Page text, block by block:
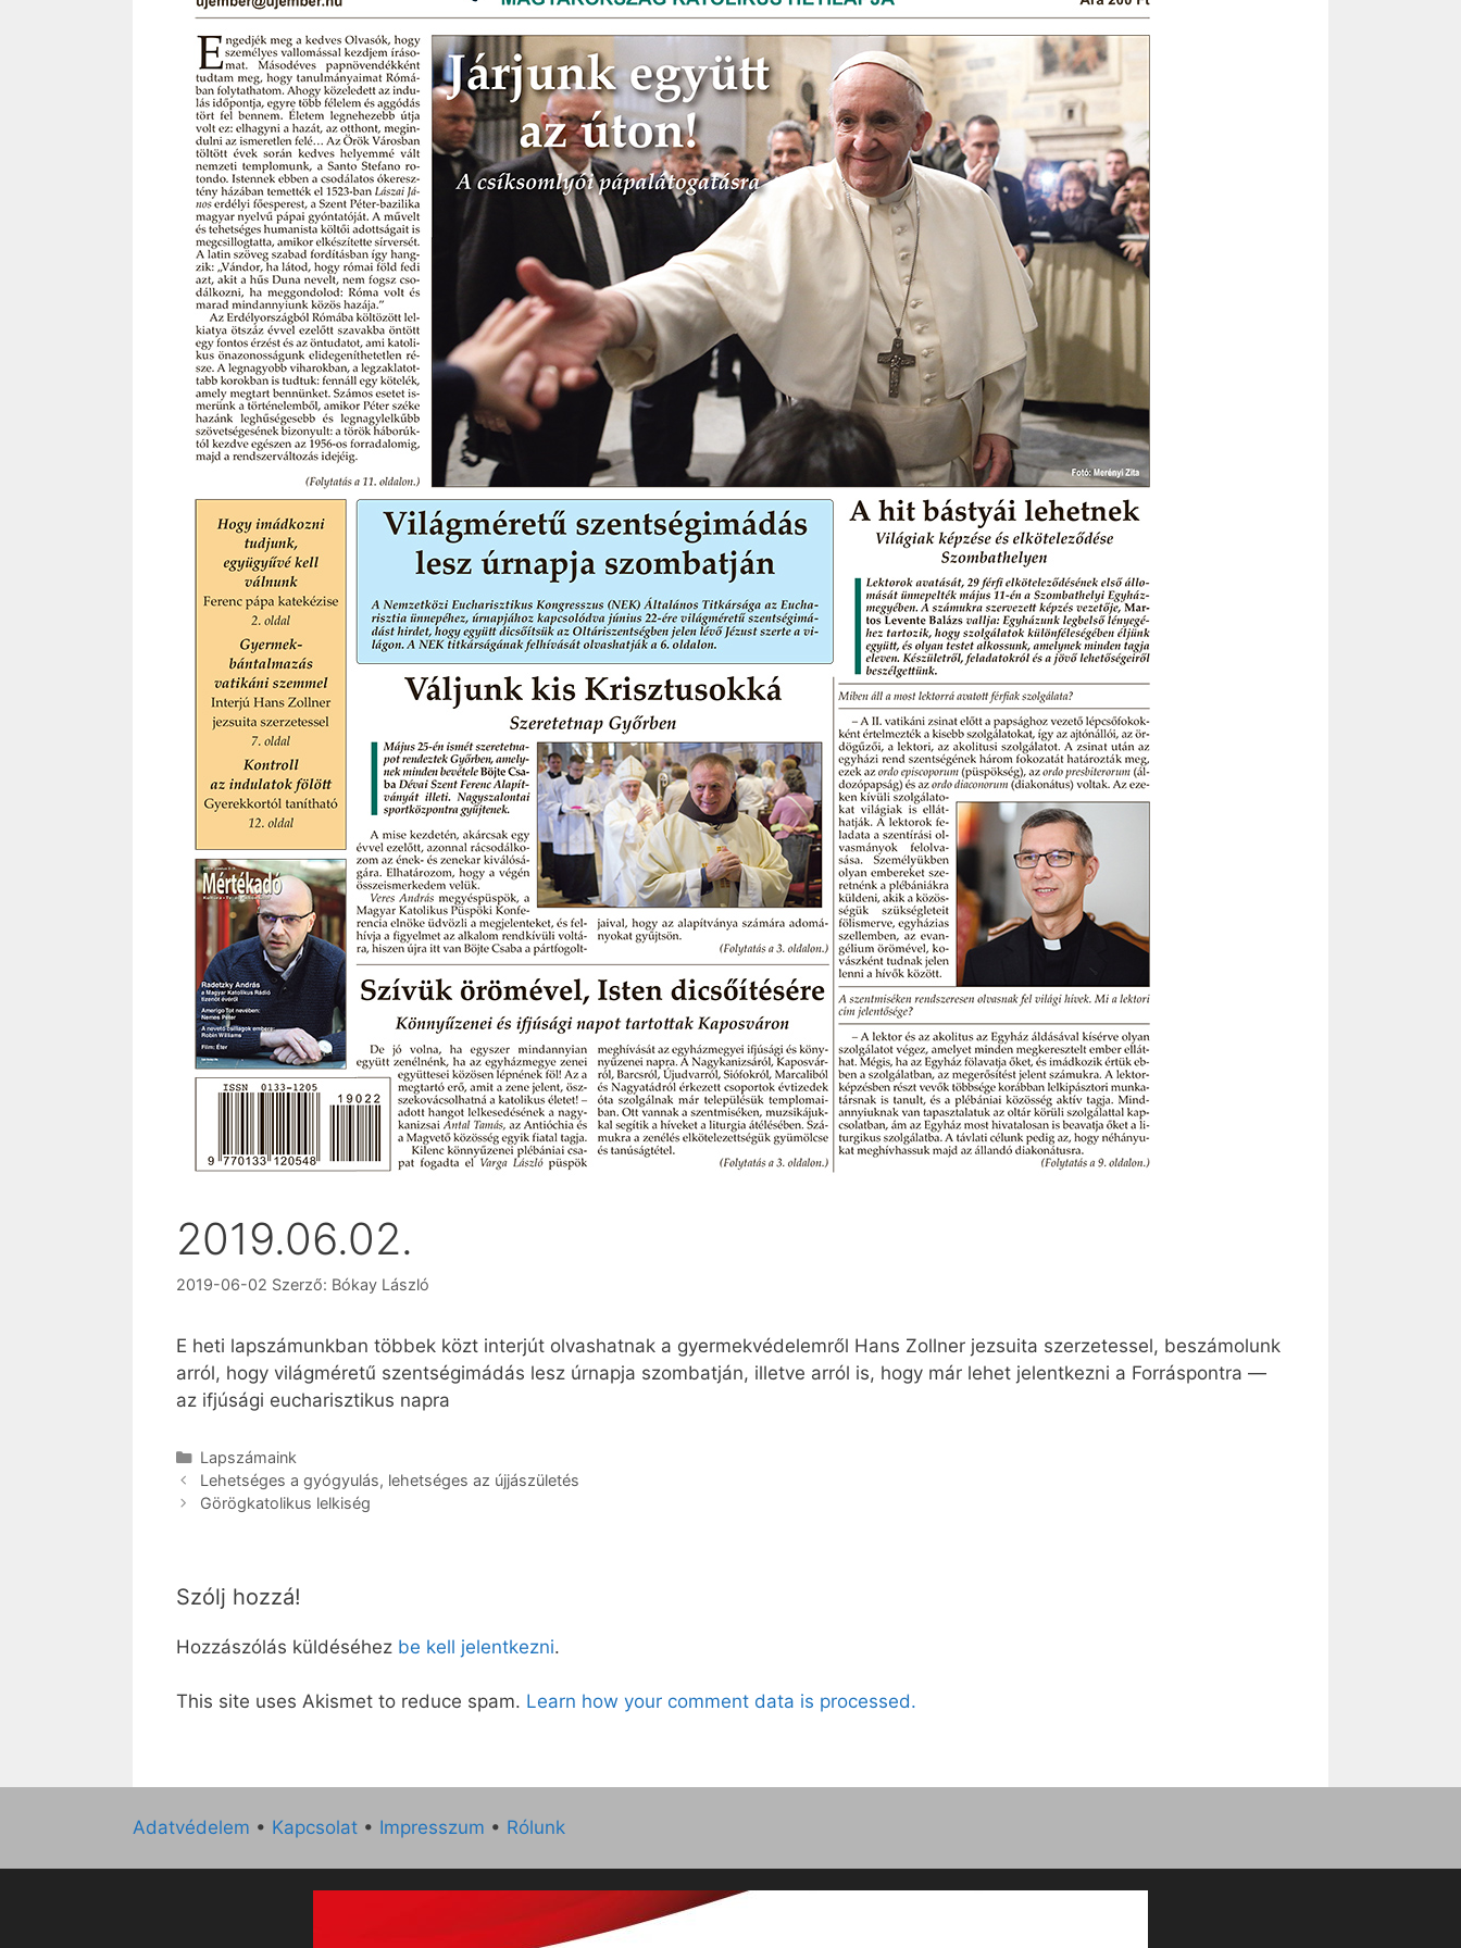
2019.06.02.
2019-06-02 Szerző: Bókay László
E heti lapszámunkban többek közt interjút olvashatnak a gyermekvédelemről Hans Zollner jezsuita szerzetessel, beszámolunk
arról, hogy világméretű szentségimádás lesz úrnapja szombatján, illetve arról is, hogy már lehet jelentkezni a Forráspontra —
az ifjúsági eucharisztikus napra
Kategória
Lapszámaink
Lehetséges a gyógyulás, lehetséges az újjászületés
Görögkatolikus lelkiség
Szólj hozzá!
Hozzászólás küldéséhez be kell jelentkezni.
This site uses Akismet to reduce spam. Learn how your comment data is processed.
Adatvédelem • Kapcsolat • Impresszum • Rólunk